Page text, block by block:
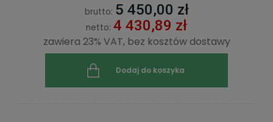
brutto: 5 450,00 zł
netto: 4 430,89 zł
zawiera 23% VAT, bez kosztów dostawy
Dodaj do koszyka